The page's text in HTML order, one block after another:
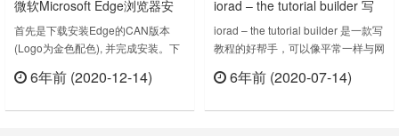
微软Microsoft Edge浏览器安
装Chrome插件教程
首先是下载安装Edge的CAN版本
(Logo为金色配色), 并完成安装。下
https://www.microsoftedgeinsider.com/en-
6年前 (2020-12-14)
iorad – the tutorial builder 写
教程的帮手
iorad – the tutorial builder 是一款写
教程的好帮手，可以像平常一样与网
iorad可以捕获并识别每个动作，然
6年前 (2020-07-14)